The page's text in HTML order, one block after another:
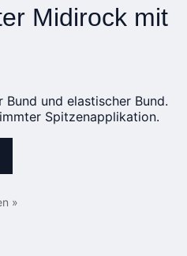
Midirock mit
und elastischer Bund.
Spitzenapplikation.
»